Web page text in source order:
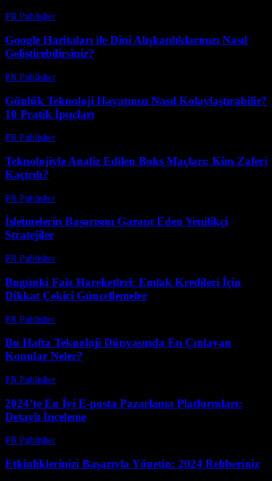
PR Publisher-
Google Haritaları ile Dini Alışkanlıklarınızı Nasıl
Geliştirebilirsiniz?
PR Publisher-
Günlük Teknoloji Hayatınızı Nasıl Kolaylaştırabilir?
10 Pratik İpuçları
PR Publisher-
Teknolojiyle Analiz Edilen Boks Maçları: Kim Zaferi
Kaçırdı?
PR Publisher-
İşletmelerin Başarısını Garant Eden Yenilikçi
Stratejiler
PR Publisher-
Bugünki Faiz Hareketleri: Emlak Kredileri İçin
Dikkat Çekici Güncellemeler
PR Publisher-
Bu Hafta Teknoloji Dünyasında En Çınlayan
Konular Neler?
PR Publisher-
2024’te En İyi E-posta Pazarlama Platformları:
Detaylı İnceleme
PR Publisher-
Etkinliklerinizi Başarıyla Yönetin: 2024 Rehberiniz